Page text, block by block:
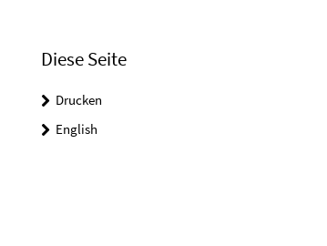
Diese Seite
Drucken
English